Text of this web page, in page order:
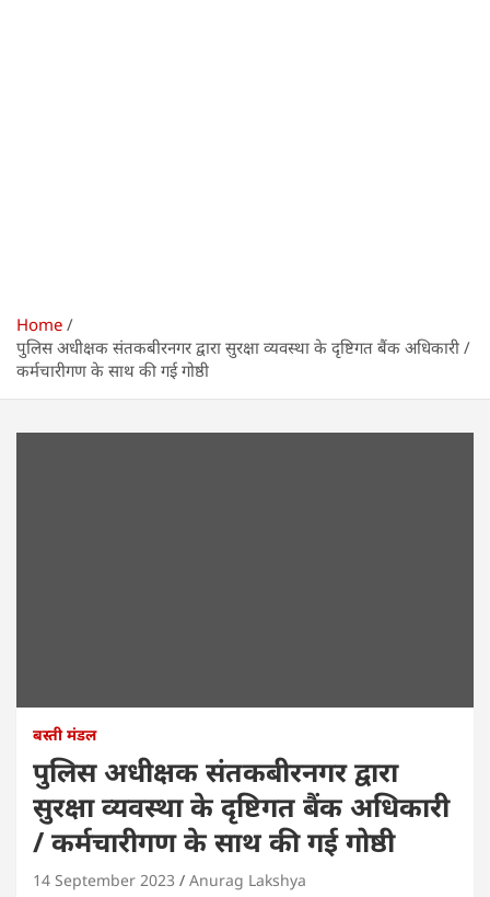
Home
पुलिस अधीक्षक संतकबीरनगर द्वारा सुरक्षा व्यवस्था के दृष्टिगत बैंक अधिकारी /
कर्मचारीगण के साथ की गई गोष्ठी
बस्ती मंडल
पुलिस अधीक्षक संतकबीरनगर द्वारा
सुरक्षा व्यवस्था के दृष्टिगत बैंक अधिकारी
/ कर्मचारीगण के साथ की गई गोष्ठी
14 September 2023 Anurag Lakshya